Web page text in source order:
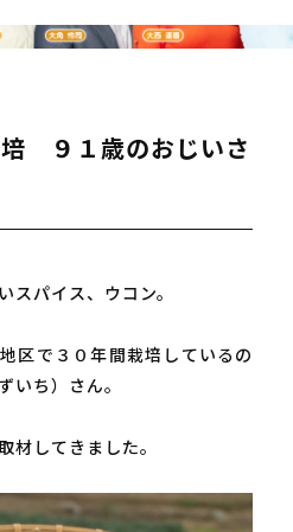
９１歳のおじいさ
スパイス、ウコン。
区で３０年間栽培しているの
いち）さん。
材してきました。